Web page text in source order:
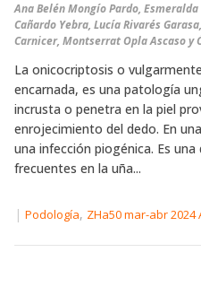
Ana Belén Mongío Pardo,
Cañardo Yebra, Lucía Rivarés
Carnicer, Montserrat Opla Ascaso y
La onicocriptosis o
encarnada, es una patología
incrusta o penetra en la piel
enrojecimiento del dedo. En
una infección piogénica. Es
frecuentes en la uña...
| Podología, ZHa50 mar-abr 2024